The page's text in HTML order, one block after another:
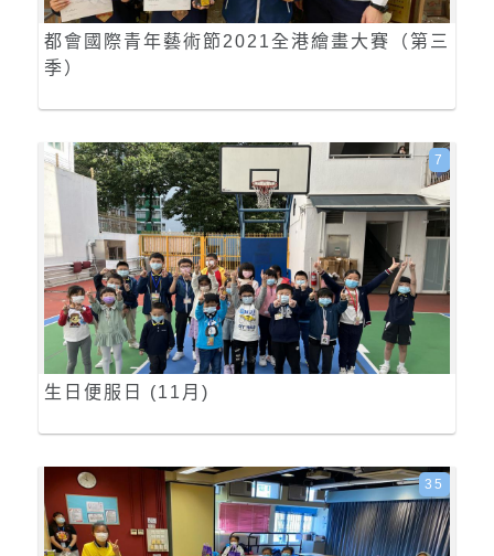
都會國際青年藝術節2021全港繪畫大賽（第三
季）
生日便服日 (11月)
7
35